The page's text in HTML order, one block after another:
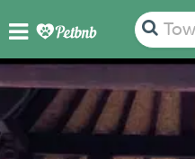
PHOTOS DETAILS